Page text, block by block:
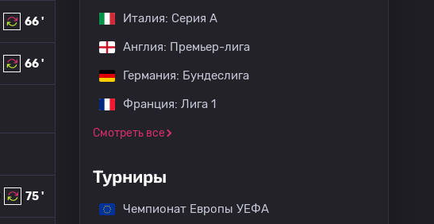
66 '
66 '
75 '
Италия: Серия А
Англия: Премьер-лига
Германия: Бундеслига
Франция: Лига 1
Смотреть все
Турниры
Чемпионат Европы УЕФА